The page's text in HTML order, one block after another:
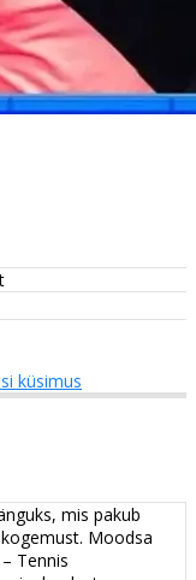
küsimus
mis pakub
Moodsa
Tennis